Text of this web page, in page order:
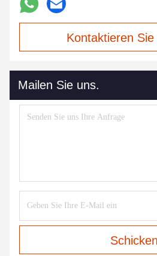
Kontaktieren
Mailen Sie uns.
Schicken